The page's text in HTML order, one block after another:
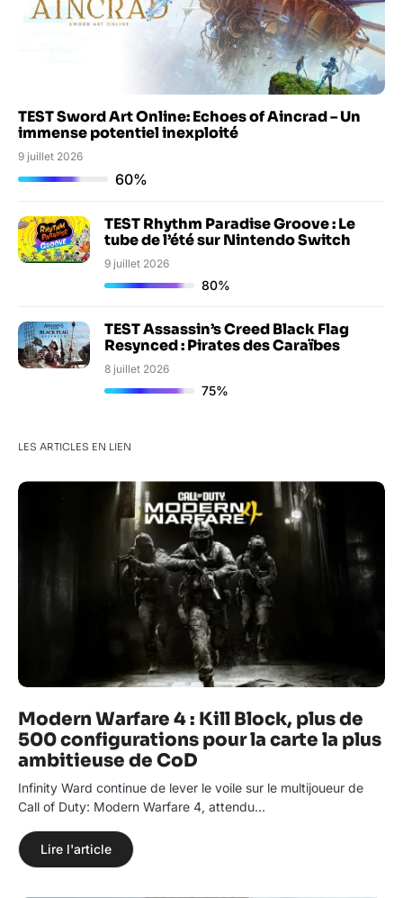
TEST Sword Art Online: Echoes of Aincrad – Un
immense potentiel inexploité
9 juillet 2026
60%
TEST Rhythm Paradise Groove : Le
tube de l’été sur Nintendo Switch
9 juillet 2026
80%
TEST Assassin’s Creed Black Flag
Resynced : Pirates des Caraïbes
8 juillet 2026
75%
LES ARTICLES EN LIEN
Modern Warfare 4 : Kill Block, plus de
500 configurations pour la carte la plus
ambitieuse de CoD
Infinity Ward continue de lever le voile sur le multijoueur de
Call of Duty: Modern Warfare 4, attendu…
Lire l'article